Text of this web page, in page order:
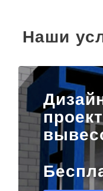
Наши